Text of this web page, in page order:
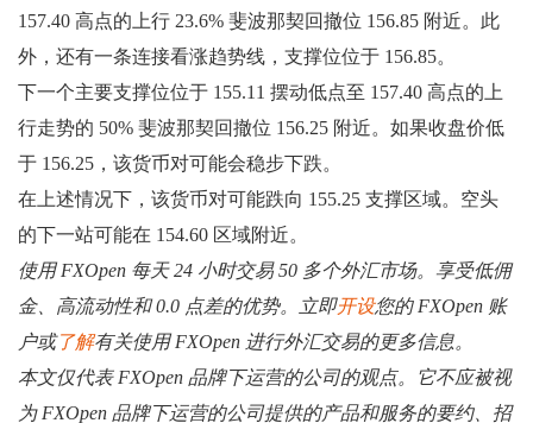
157.40 高点的上行 23.6% 斐波那契回撤位 156.85 附近。此
外，还有一条连接看涨趋势线，支撑位位于 156.85。
下一个主要支撑位位于 155.11 摆动低点至 157.40 高点的上
行走势的 50% 斐波那契回撤位 156.25 附近。如果收盘价低
于 156.25，该货币对可能会稳步下跌。
在上述情况下，该货币对可能跌向 155.25 支撑区域。空头
的下一站可能在 154.60 区域附近。
使用 FXOpen 每天 24 小时交易 50 多个外汇市场。享受低佣
金、高流动性和 0.0 点差的优势。立即开设您的 FXOpen 账
户或了解有关使用 FXOpen 进行外汇交易的更多信息。
本文仅代表 FXOpen 品牌下运营的公司的观点。它不应被视
为 FXOpen 品牌下运营的公司提供的产品和服务的要约、招